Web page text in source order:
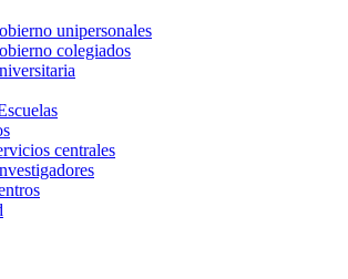
unipersonales
colegiados
centrales